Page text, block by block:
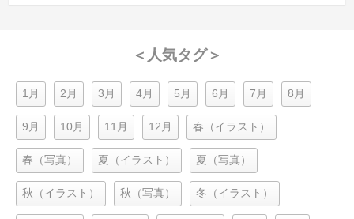
＜人気タグ＞
1月 2月 3月 4月 5月 6月 7月 8月
9月 10月 11月 12月 春（イラスト）
春（写真） 夏（イラスト） 夏（写真）
秋（イラスト） 秋（写真） 冬（イラスト）